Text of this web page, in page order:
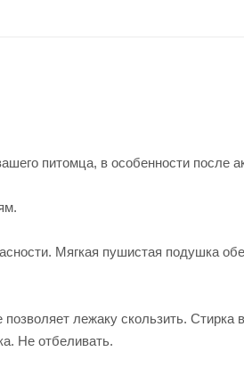
питомца, в особенности после
Мягкая пушистая подушка
лежаку скользить. Cтирка
Не отбеливать.